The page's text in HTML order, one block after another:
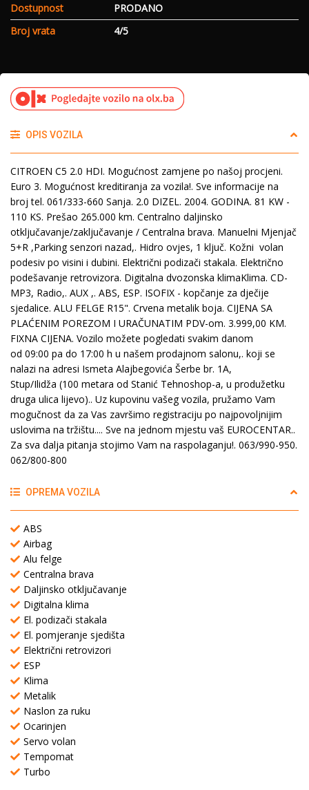
Dostupnost
PRODANO
Broj vrata
4/5
OPIS VOZILA
CITROEN C5 2.0 HDI. Mogućnost zamjene po našoj procjeni.
Euro 3. Mogućnost kreditiranja za vozila!. Sve informacije na
broj tel. 061/333-660 Sanja. 2.0 DIZEL. 2004. GODINA. 81 KW -
110 KS. Prešao 265.000 km. Centralno daljinsko
otključavanje/zaključavanje / Centralna brava. Manuelni Mjenjač
5+R ,Parking senzori nazad,. Hidro ovjes, 1 ključ. Kožni volan
podesiv po visini i dubini. Električni podizači stakala. Električno
podešavanje retrovizora. Digitalna dvozonska klimaKlima. CD-
MP3, Radio,. AUX ,. ABS, ESP. ISOFIX - kopčanje za dječije
sjedalice. ALU FELGE R15". Crvena metalik boja. CIJENA SA
PLAĆENIM POREZOM I URAČUNATIM PDV-om. 3.999,00 KM.
FIXNA CIJENA. Vozilo možete pogledati svakim danom
od 09:00 pa do 17:00 h u našem prodajnom salonu,. koji se
nalazi na adresi Ismeta Alajbegovića Šerbe br. 1A,
Stup/Ilidža (100 metara od Stanić Tehnoshop-a, u produžetku
druga ulica lijevo).. Uz kupovinu vašeg vozila, pružamo Vam
mogučnost da za Vas završimo registraciju po najpovoljnijim
uslovima na tržištu.... Sve na jednom mjestu vaš EUROCENTAR..
Za sva dalja pitanja stojimo Vam na raspolaganju!. 063/990-950.
062/800-800
OPREMA VOZILA
ABS
Airbag
Alu felge
Centralna brava
Daljinsko otključavanje
Digitalna klima
El. podizači stakala
El. pomjeranje sjedišta
Električni retrovizori
ESP
Klima
Metalik
Naslon za ruku
Ocarinjen
Servo volan
Tempomat
Turbo